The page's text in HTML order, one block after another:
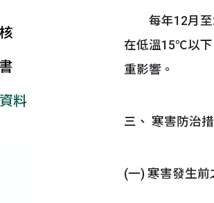
料
每年12月至2
在低溫15℃以
重影響。
三、 寒害防治
(一) 寒害發生前